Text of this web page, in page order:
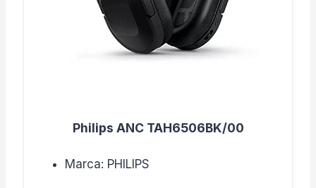
Philips ANC TAH6506BK/00
Marca: PHILIPS